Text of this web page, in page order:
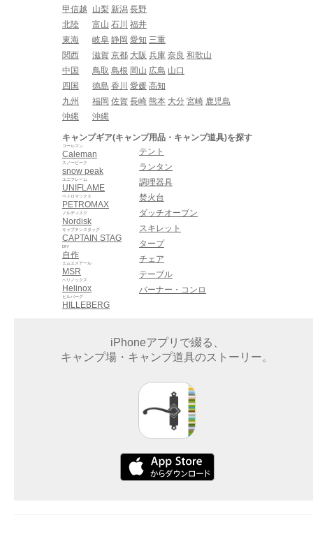
甲信越
山梨 新潟 長野
北陸
富山 石川 福井
東海
岐阜 静岡 愛知 三重
関西
滋賀 京都 大阪 兵庫 奈良 和歌山
中国
鳥取 島根 岡山 広島 山口
四国
徳島 香川 愛媛 高知
九州
福岡 佐賀 長崎 熊本 大分 宮崎 鹿児島
沖縄
沖縄
キャンプギア(キャンプ用品・キャンプ道具)を探す
Caleman
コールマン
snow peak
スノーピーク
UNIFLAME
ユニフレーム
PETROMAX
ペトロマックス
Nordisk
ノルディスク
CAPTAIN STAG
キャプテンスタッグ
自作
DIY
MSR
エムエスアール
Helinox
ヘリノックス
HILLEBERG
ヒルバーグ
テント
ランタン
調理器具
焚火台
ダッチオーブン
スキレット
タープ
チェア
テーブル
バーナー・コンロ
iPhoneアプリで綴る、
キャンプ場・キャンプ道具のストーリー。